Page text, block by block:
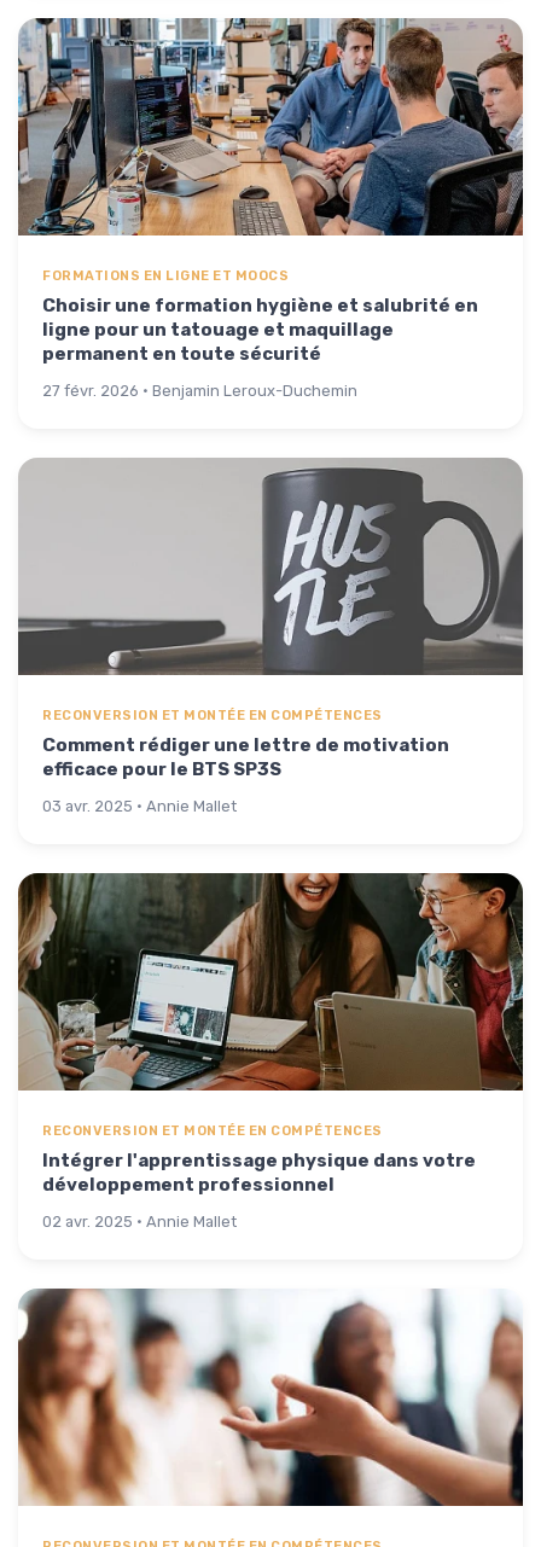
FORMATIONS EN LIGNE ET MOOCS
Choisir une formation hygiène et salubrité en
ligne pour un tatouage et maquillage
permanent en toute sécurité
27 févr. 2026 · Benjamin Leroux-Duchemin
RECONVERSION ET MONTÉE EN COMPÉTENCES
Comment rédiger une lettre de motivation
efficace pour le BTS SP3S
03 avr. 2025 · Annie Mallet
RECONVERSION ET MONTÉE EN COMPÉTENCES
Intégrer l'apprentissage physique dans votre
développement professionnel
02 avr. 2025 · Annie Mallet